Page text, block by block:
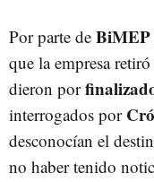
Por parte de BiMEP
que la empresa
dieron por
interrogados por
desconocían el
no haber tenido